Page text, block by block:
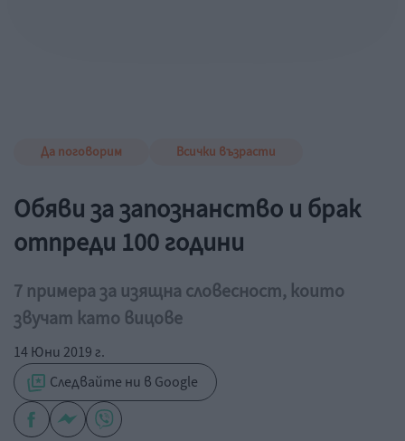
Да поговорим Всички възрасти
Обяви за запознанство и брак
отпреди 100 години
7 примера за изящна словесност, които
звучат като вицове
14 Юни 2019 г.
Следвайте ни в Google